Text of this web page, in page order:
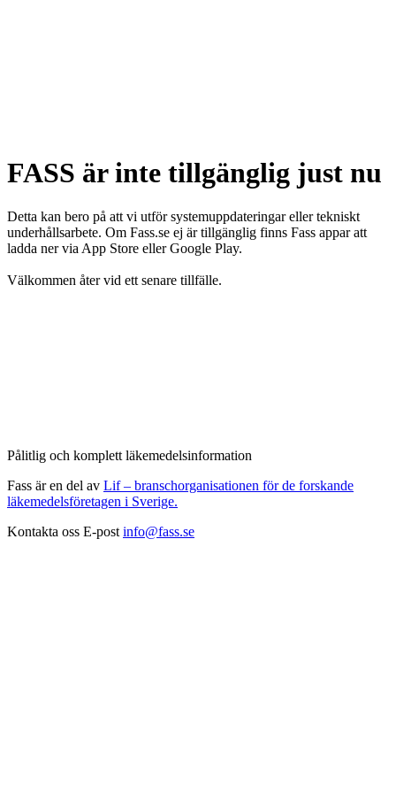
FASS är inte tillgänglig just nu
Detta kan bero på att vi utför systemuppdateringar eller tekniskt
underhållsarbete. Om Fass.se ej är tillgänglig finns Fass appar att
ladda ner via App Store eller Google Play.
Välkommen åter vid ett senare tillfälle.
Pålitlig och komplett läkemedelsinformation
Fass är en del av Lif – branschorganisationen för de forskande
läkemedelsföretagen i Sverige.
Kontakta oss E-post info@fass.se